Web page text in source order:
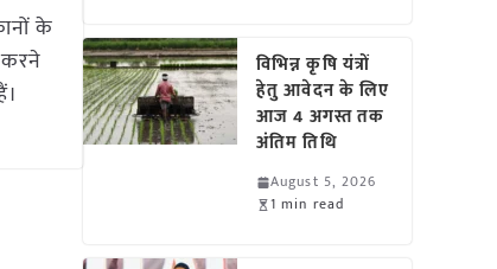
के
विभिन्न कृषि यंत्रों
हेतु आवेदन के लिए
आज 4 अगस्त तक
अंतिम तिथि
August 5, 2026
1 min read